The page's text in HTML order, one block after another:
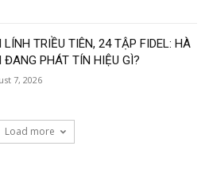
TRIỀU TIÊN, 24 TẬP FIDEL: HÀ
ĐANG PHÁT TÍN HIỆU GÌ?
7, 2026
Load more